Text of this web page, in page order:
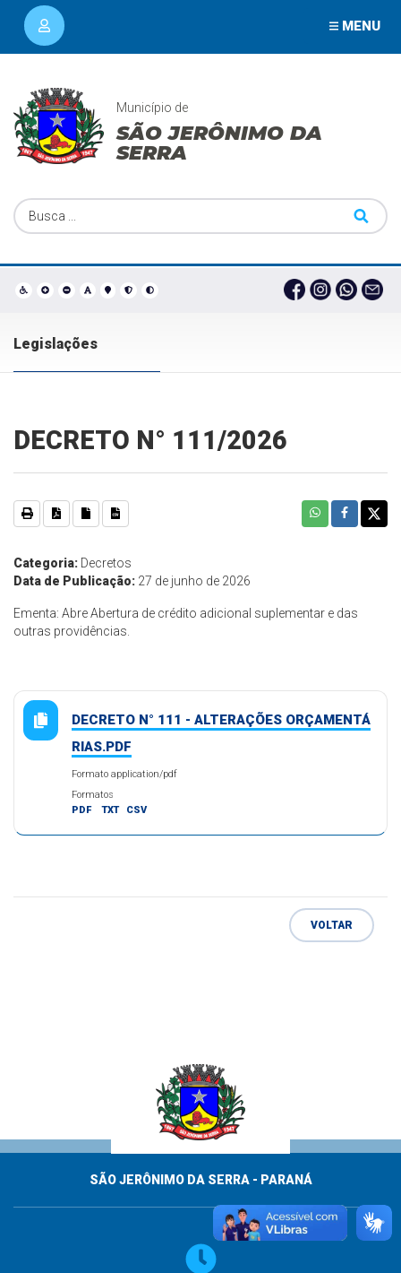
MENU
Município de
SÃO JERÔNIMO DA
SERRA
Legislações
DECRETO N° 111/2026
Categoria: Decretos
Data de Publicação: 27 de junho de 2026
Ementa: Abre Abertura de crédito adicional suplementar e das
outras providências.
DECRETO N° 111 - ALTERAÇÕES ORÇAMENTÁ
RIAS.PDF
Formato application/pdf
Formatos
PDF
TXT CSV
VOLTAR
SÃO JERÔNIMO DA SERRA - PARANÁ